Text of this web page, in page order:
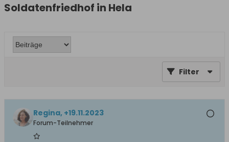
Soldatenfriedhof in Hela
Filter
Regina, +19.11.2023
Forum-Teilnehmer